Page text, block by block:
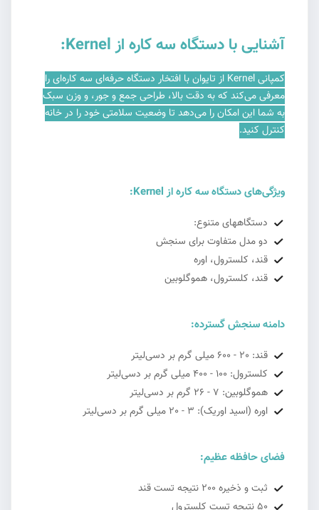
آشنایی با دستگاه سه کاره از Kernel:
کمپانی Kernel از تایوان با افتخار دستگاه حرفه‌ای سه کاره‌ای را
معرفی می‌کند که به دقت بالا، طراحی جمع و جور، و وزن سبک
به شما این امکان را می‌دهد تا وضعیت سلامتی خود را در خانه
کنترل کنید.
ویژگی‌های دستگاه سه کاره از Kernel:
دستگاههای متنوع:
دو مدل متفاوت برای سنجش
قند، کلسترول، اوره
قند، کلسترول، هموگلوبین
دامنه سنجش گسترده:
قند: 20 - 600 میلی گرم بر دسی‌لیتر
کلسترول: 100 - 400 میلی گرم بر دسی‌لیتر
هموگلوبین: 7 - 26 گرم بر دسی‌لیتر
اوره (اسید اوریک): 3 - 20 میلی گرم بر دسی‌لیتر
فضای حافظه عظیم:
ثبت و ذخیره 200 نتیجه تست قند